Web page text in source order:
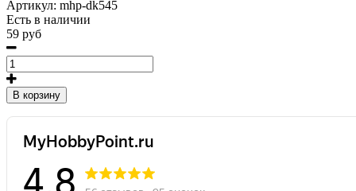
Артикул: mhp-dk545
Есть в наличии
59 руб
В корзину